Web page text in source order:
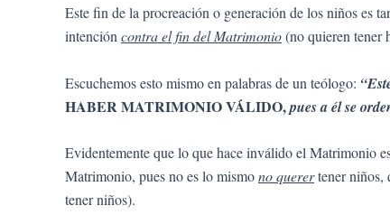
Este fin de la procreación o generación de los niños es
intención contra el fin del Matrimonio(no quieren
Escuchemos esto mismo en palabras de un teólogo:
HABER MATRIMONIO VÁLIDO,pues a él se
Evidentemente que lo que hace inválido el Matrimonio
Matrimonio, pues no es lo mismono querertener niños,
tener niños).